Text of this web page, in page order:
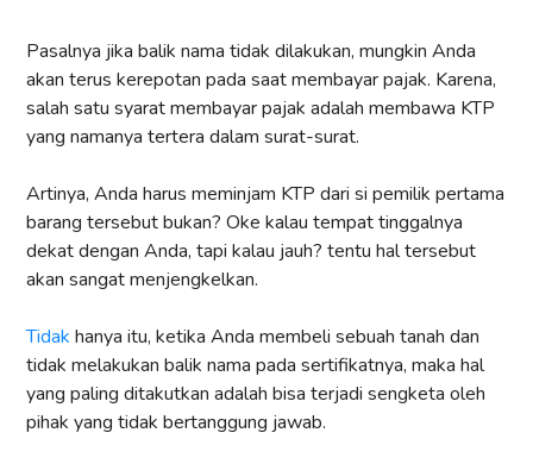
Pasalnya jika balik nama tidak dilakukan, mungkin Anda
akan terus kerepotan pada saat membayar pajak. Karena,
salah satu syarat membayar pajak adalah membawa KTP
yang namanya tertera dalam surat-surat.
Artinya, Anda harus meminjam KTP dari si pemilik pertama
barang tersebut bukan? Oke kalau tempat tinggalnya
dekat dengan Anda, tapi kalau jauh? tentu hal tersebut
akan sangat menjengkelkan.
Tidak hanya itu, ketika Anda membeli sebuah tanah dan
tidak melakukan balik nama pada sertifikatnya, maka hal
yang paling ditakutkan adalah bisa terjadi sengketa oleh
pihak yang tidak bertanggung jawab.